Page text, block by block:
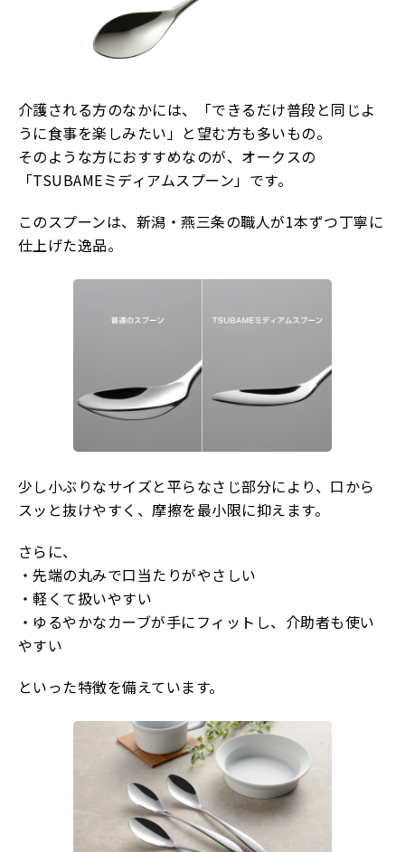
介護される方のなかには、「できるだけ普段と同じよ
うに食事を楽しみたい」と望む方も多いもの。
そのような方におすすめなのが、オークスの
「TSUBAMEミディアムスプーン」です。
このスプーンは、新潟・燕三条の職人が1本ずつ丁寧に
仕上げた逸品。
少し小ぶりなサイズと平らなさじ部分により、口から
スッと抜けやすく、摩擦を最小限に抑えます。
さらに、
・先端の丸みで口当たりがやさしい
・軽くて扱いやすい
・ゆるやかなカーブが手にフィットし、介助者も使い
やすい
といった特徴を備えています。